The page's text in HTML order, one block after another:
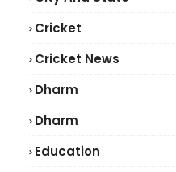
Cricket
Cricket News
Dharm
Dharm
Education